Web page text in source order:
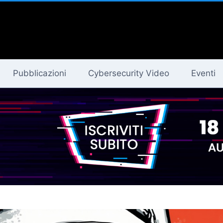
Pubblicazioni Cybersecurity Video Eventi